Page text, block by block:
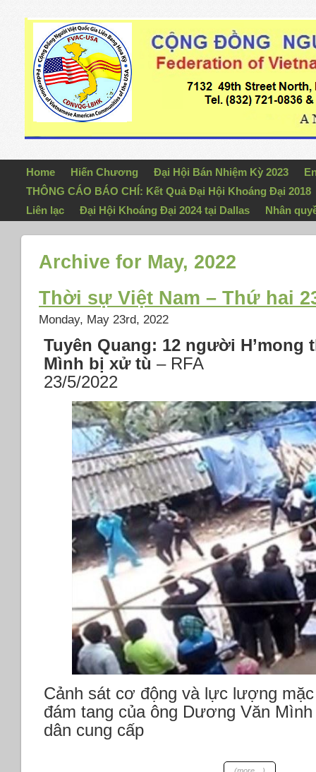
Home Hiến Chương Đại Hội Bán Nhiệm Kỳ 2023
THÔNG CÁO BÁO CHÍ: Kết Quả Đại Hội Khoáng Đại 2018
Liên lạc
Đại Hội Khoáng Đại 2024 tại Dallas Nhân
Archive for May, 2022
Thời sự Việt Nam – Thứ hai
Monday, May 23rd, 2022
Tuyên Quang: 12 người H’mong
Mình bị xử tù – RFA
23/5/2022
Cảnh sát cơ động và lực lượng
đám tang của ông Dương Văn
dân cung cấp